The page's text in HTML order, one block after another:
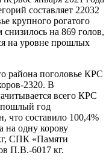
составляет 22032
крупного рогатого
на 869 голов,
на уровне прошлых
района поголовье КРС
2320. В
всего КРС
пошлый год
что составило 100,4%
на одну корову
СПК «Памяти
П.В.-6017 кг.